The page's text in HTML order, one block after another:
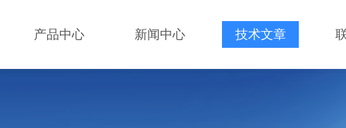
产品中心 新闻中心 技术文章